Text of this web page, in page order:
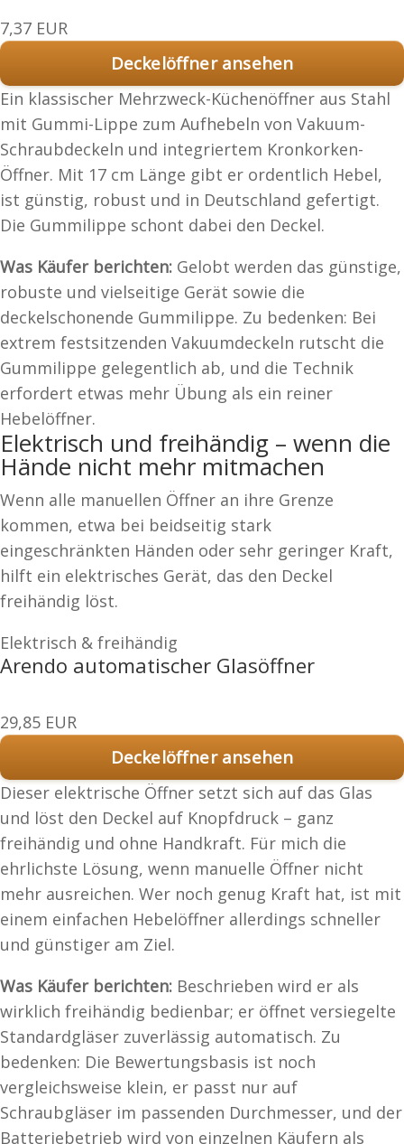
7,37 EUR
Deckelöffner ansehen
Ein klassischer Mehrzweck-Küchenöffner aus Stahl
mit Gummi-Lippe zum Aufhebeln von Vakuum-
Schraubdeckeln und integriertem Kronkorken-
Öffner. Mit 17 cm Länge gibt er ordentlich Hebel,
ist günstig, robust und in Deutschland gefertigt.
Die Gummilippe schont dabei den Deckel.
Was Käufer berichten: Gelobt werden das günstige,
robuste und vielseitige Gerät sowie die
deckelschonende Gummilippe. Zu bedenken: Bei
extrem festsitzenden Vakuumdeckeln rutscht die
Gummilippe gelegentlich ab, und die Technik
erfordert etwas mehr Übung als ein reiner
Hebelöffner.
Elektrisch und freihändig – wenn die
Hände nicht mehr mitmachen
Wenn alle manuellen Öffner an ihre Grenze
kommen, etwa bei beidseitig stark
eingeschränkten Händen oder sehr geringer Kraft,
hilft ein elektrisches Gerät, das den Deckel
freihändig löst.
Elektrisch & freihändig
Arendo automatischer Glasöffner
29,85 EUR
Deckelöffner ansehen
Dieser elektrische Öffner setzt sich auf das Glas
und löst den Deckel auf Knopfdruck – ganz
freihändig und ohne Handkraft. Für mich die
ehrlichste Lösung, wenn manuelle Öffner nicht
mehr ausreichen. Wer noch genug Kraft hat, ist mit
einem einfachen Hebelöffner allerdings schneller
und günstiger am Ziel.
Was Käufer berichten: Beschrieben wird er als
wirklich freihändig bedienbar; er öffnet versiegelte
Standardgläser zuverlässig automatisch. Zu
bedenken: Die Bewertungsbasis ist noch
vergleichsweise klein, er passt nur auf
Schraubgläser im passenden Durchmesser, und der
Batteriebetrieb wird von einzelnen Käufern als